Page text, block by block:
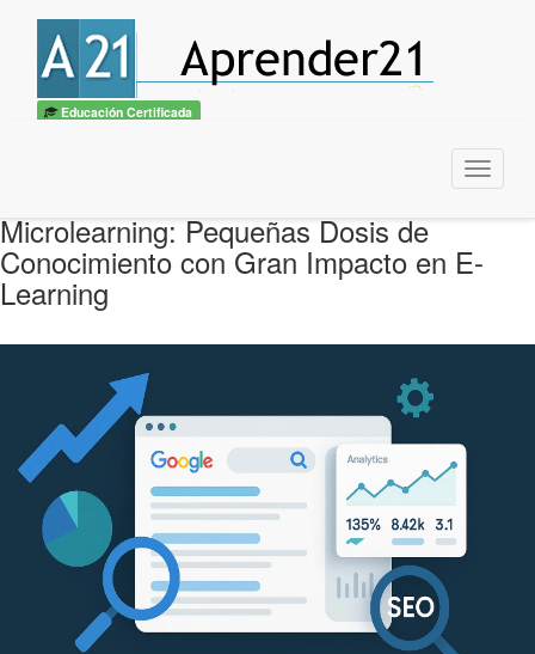
Educación Certificada
Menu
Microlearning: Pequeñas Dosis de
Conocimiento con Gran Impacto en E-
Learning